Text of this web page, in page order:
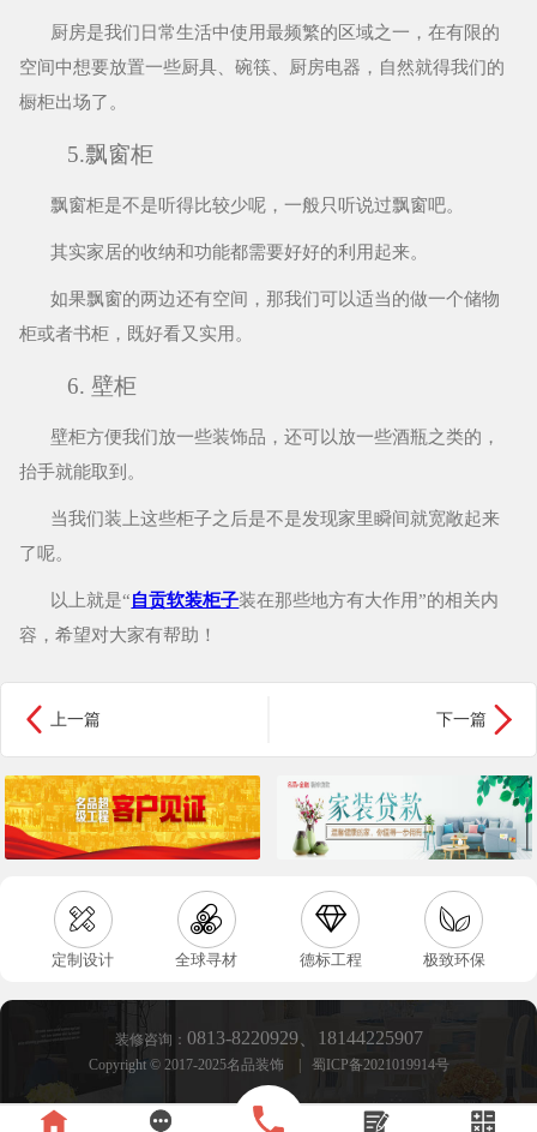
厨房是我们日常生活中使用最频繁的区域之一，在有限的
空间中想要放置一些厨具、碗筷、厨房电器，自然就得我们的
橱柜出场了。
5.飘窗柜
飘窗柜是不是听得比较少呢，一般只听说过飘窗吧。
其实家居的收纳和功能都需要好好的利用起来。
如果飘窗的两边还有空间，那我们可以适当的做一个储物
柜或者书柜，既好看又实用。
6. 壁柜
壁柜方便我们放一些装饰品，还可以放一些酒瓶之类的，
抬手就能取到。
当我们装上这些柜子之后是不是发现家里瞬间就宽敞起来
了呢。
以上就是“自贡软装柜子装在那些地方有大作用”的相关内
容，希望对大家有帮助！
 上一篇 
下一篇

定制设计

全球寻材

德标工程

极致环保
装修咨询： 0813-8220929、 18144225907
Copyright © 2017-2025名品装饰 | 蜀ICP备2021019914号